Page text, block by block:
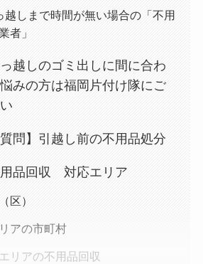
越しまで時間が無い場合の「不用
者」
越しのゴミ出しに間に合わ
みの方は福岡片付け隊にご
質問】引越し前の不用品処分
品回収 対応エリア
区）
アの市町村
リアの不用品回収